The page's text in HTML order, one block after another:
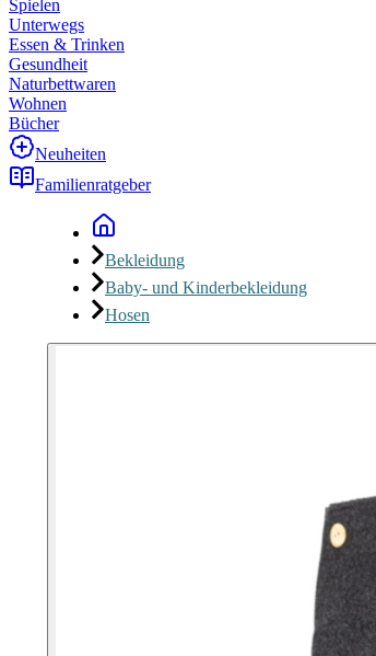
Spielen
Unterwegs
Essen & Trinken
Gesundheit
Naturbettwaren
Wohnen
Bücher
Neuheiten
Familienratgeber
Bekleidung
Baby- und Kinderbekleidung
Hosen